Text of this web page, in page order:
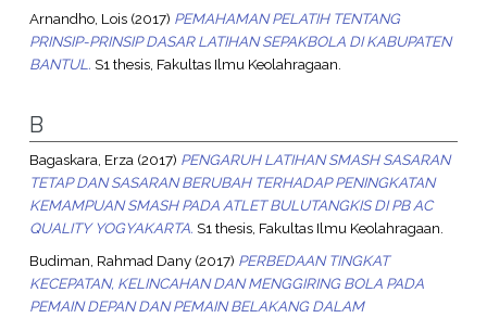
Arnandho, Lois(2017) PEMAHAMAN PELATIH TENTANG
PRINSIP-PRINSIP DASAR LATIHAN SEPAKBOLA DI KABUPATEN
BANTUL. S1 thesis, Fakultas Ilmu Keolahragaan.
B
Bagaskara, Erza (2017) PENGARUH LATIHAN SMASH SASARAN
TETAP DAN SASARAN BERUBAH TERHADAP PENINGKATAN
KEMAMPUAN SMASH PADA ATLET BULUTANGKIS DI PB AC
QUALITY YOGYAKARTA. S1 thesis, Fakultas Ilmu Keolahragaan.
Budiman, Rahmad Dany(2017) PERBEDAAN TINGKAT
KECEPATAN, KELINCAHAN DAN MENGGIRING BOLA PADA
PEMAIN DEPAN DAN PEMAIN BELAKANG DALAM